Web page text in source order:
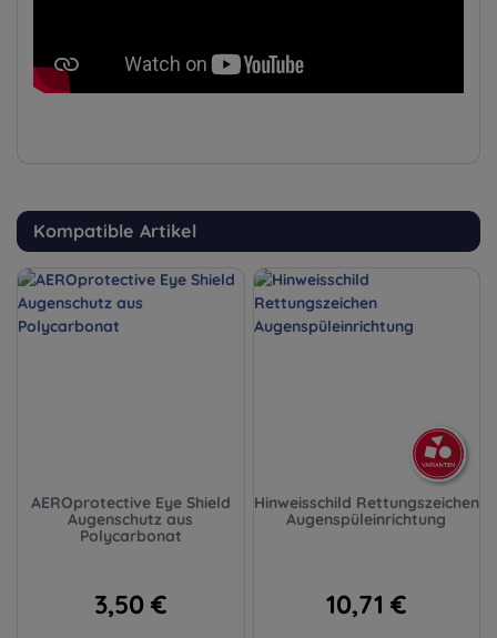
Kompatible Artikel
AEROprotective Eye Shield
Augenschutz aus
Polycarbonat
3,50 €
Hinweisschild Rettungszeichen
Augenspüleinrichtung
10,71 €